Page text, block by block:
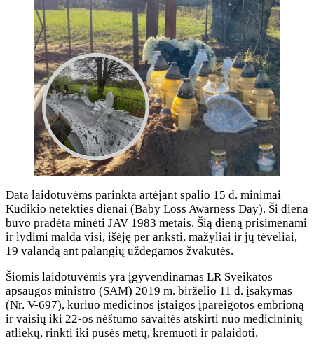
Data laidotuvėms parinkta artėjant spalio 15 d. minimai
Kūdikio netekties dienai (Baby Loss Awarness Day). Ši diena
buvo pradėta minėti JAV 1983 metais. Šią dieną prisimenami
ir lydimi malda visi, išėję per anksti, mažyliai ir jų tėveliai,
19 valandą ant palangių uždegamos žvakutės.
Šiomis laidotuvėmis yra įgyvendinamas LR Sveikatos
apsaugos ministro (SAM) 2019 m. birželio 11 d. įsakymas
(Nr. V-697), kuriuo medicinos įstaigos įpareigotos embrioną
ir vaisių iki 22-os nėštumo savaitės atskirti nuo medicininių
atliekų, rinkti iki pusės metų, kremuoti ir palaidoti.